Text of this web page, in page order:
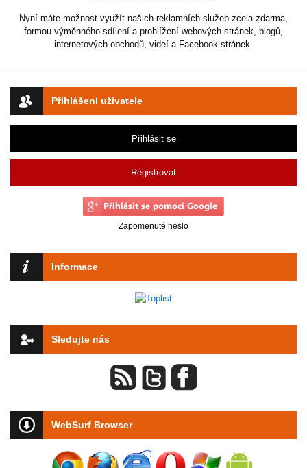
Přihlášení uživatele
Přihlásit se
Registrovat
Zapomenuté heslo
Informace
Sledujte nás
WebSurf Browser
Nyní máte možnost využít našich reklamních služeb zcela zdarma,
formou výměnného sdílení a prohlížení webových stránek, blogů,
internetových obchodů, videí a Facebook stránek.